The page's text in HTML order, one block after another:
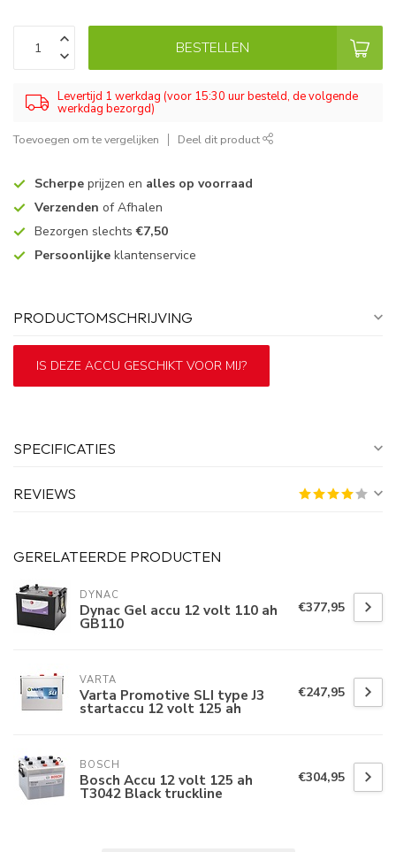
BESTELLEN
Levertijd 1 werkdag (voor 15:30 uur besteld, de volgende
werkdag bezorgd)
Toevoegen om te vergelijken Deel dit product
Scherpe prijzen en alles op voorraad
Verzenden of Afhalen
Bezorgen slechts€7,50
Persoonlijke klantenservice
PRODUCTOMSCHRIJVING
IS DEZE ACCU GESCHIKT VOOR MIJ?
SPECIFICATIES
REVIEWS
GERELATEERDE PRODUCTEN
DYNAC
Dynac Gel accu 12 volt 110 ah
GB110
€377,95
VARTA
Varta Promotive SLI type J3
startaccu 12 volt 125 ah
€247,95
BOSCH
Bosch Accu 12 volt 125 ah
T3042 Black truckline
€304,95